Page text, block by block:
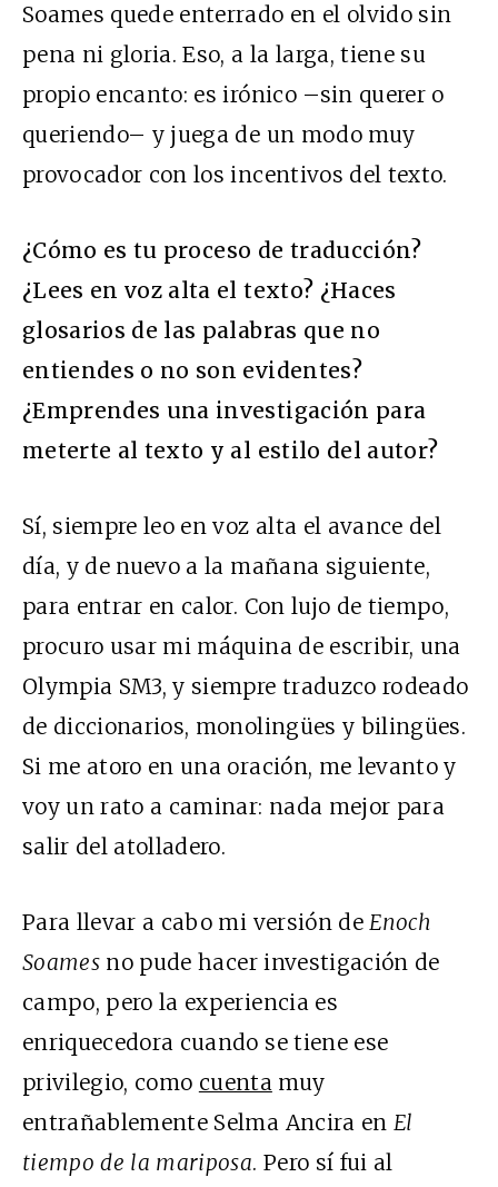
Soames quede enterrado en el olvido sin
pena ni gloria. Eso, a la larga, tiene su
propio encanto: es irónico –sin querer o
queriendo– y juega de un modo muy
provocador con los incentivos del texto.
¿Cómo es tu proceso de traducción?
¿Lees en voz alta el texto? ¿Haces
glosarios de las palabras que no
entiendes o no son evidentes?
¿Emprendes una investigación para
meterte al texto y al estilo del autor?
Sí, siempre leo en voz alta el avance del
día, y de nuevo a la mañana siguiente,
para entrar en calor. Con lujo de tiempo,
procuro usar mi máquina de escribir, una
Olympia SM3, y siempre traduzco rodeado
de diccionarios, monolingües y bilingües.
Si me atoro en una oración, me levanto y
voy un rato a caminar: nada mejor para
salir del atolladero.
Para llevar a cabo mi versión deEnoch
Soames no pude hacer investigación de
campo, pero la experiencia es
enriquecedora cuando se tiene ese
privilegio, como cuentamuy
entrañablemente Selma Ancira en El
tiempo de la mariposa. Pero sí fui al